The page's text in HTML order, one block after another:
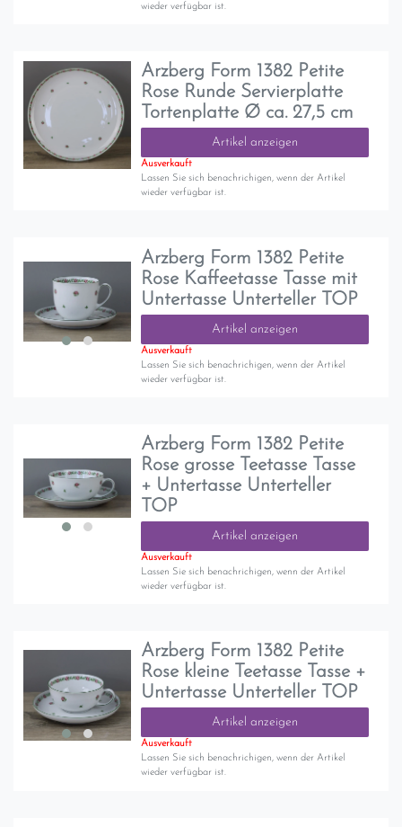
wieder verfügbar ist.
Arzberg Form 1382 Petite
Rose Runde Servierplatte
Tortenplatte Ø ca. 27,5 cm
Artikel anzeigen
Ausverkauft
Lassen Sie sich benachrichigen, wenn der Artikel
wieder verfügbar ist.
Arzberg Form 1382 Petite
Rose Kaffeetasse Tasse mit
Untertasse Unterteller TOP
Artikel anzeigen
Ausverkauft
Lassen Sie sich benachrichigen, wenn der Artikel
wieder verfügbar ist.
Arzberg Form 1382 Petite
Rose grosse Teetasse Tasse
+ Untertasse Unterteller
TOP
Artikel anzeigen
Ausverkauft
Lassen Sie sich benachrichigen, wenn der Artikel
wieder verfügbar ist.
Arzberg Form 1382 Petite
Rose kleine Teetasse Tasse +
Untertasse Unterteller TOP
Artikel anzeigen
Ausverkauft
Lassen Sie sich benachrichigen, wenn der Artikel
wieder verfügbar ist.